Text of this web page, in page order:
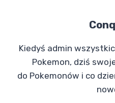
Kiedyś admin
Pokemon, dziś
do Pokemonów i co